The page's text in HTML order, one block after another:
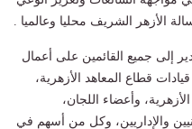
الأزهر الشريف محليا وعالميا .
إلى جميع القائمين على أعمال
قطاع المعاهد الأزهرية،
وأعضاء اللجان،
والإداريين، وكل من أسهم في